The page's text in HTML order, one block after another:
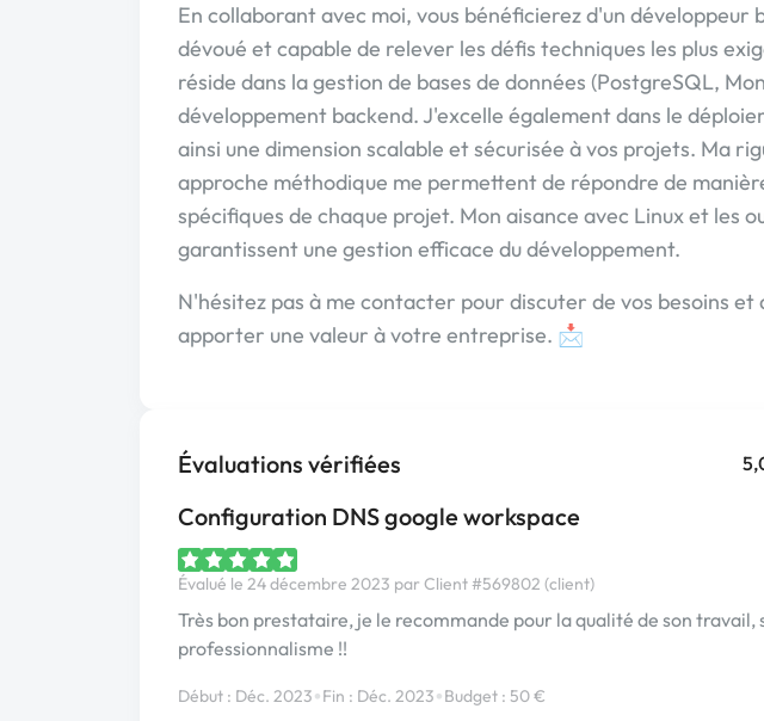
En collaborant avec moi, vous bénéficierez d'un développeur
dévoué et capable de relever les défis techniques les plus
réside dans la gestion de bases de données (PostgreSQL,
développement backend. J'excelle également dans le
ainsi une dimension scalable et sécurisée à vos projets. Ma
approche méthodique me permettent de répondre de
spécifiques de chaque projet. Mon aisance avec Linux et les
garantissent une gestion efficace du développement.
N'hésitez pas à me contacter pour discuter de vos besoins et
apporter une valeur à votre entreprise. 📩
Évaluations vérifiées
Configuration DNS google workspace
Évalué le 24 décembre 2023 par Client #569802 (client)
Très bon prestataire, je le recommande pour la qualité de son travail,
professionnalisme !!
Début : Déc. 2023•Fin : Déc. 2023•Budget : 50 €